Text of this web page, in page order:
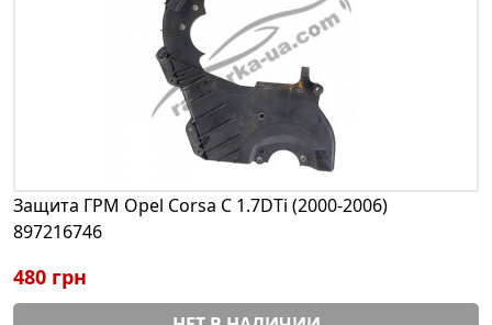
Защита ГРМ Opel Corsa С 1.7DTi (2000-2006)
897216746
480 грн